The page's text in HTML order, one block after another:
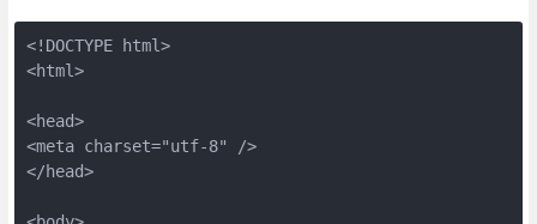
<!DOCTYPE html>
<html>
<head>
<meta charset="utf-8" />
</head>